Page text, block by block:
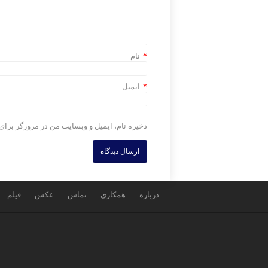
نام *
ایمیل *
ذخیره نام، ایمیل و وبسایت من در مرورگر
درباره همکاری تماس عکس فیلم